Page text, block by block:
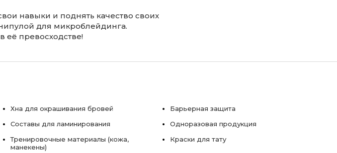
навыки и поднять качество своих
для микроблейдинга.
её превосходстве!
Хна для окрашивания бровей
Составы для ламинирования
Тренировочные материалы (кожа,
манекены)
Барьерная защита
Одноразовая продукция
Краски для тату